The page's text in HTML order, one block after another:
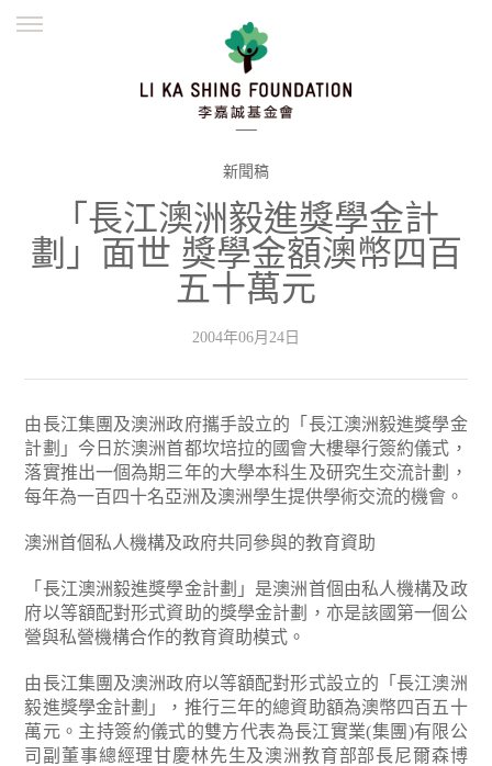
並肩同行
繁體
新聞稿
「長江澳洲毅進獎學金計
劃」面世 獎學金額澳幣四百
五十萬元
2004年06月24日
由長江集團及澳洲政府攜手設立的「長江澳洲毅進獎學金
計劃」今日於澳洲首都坎培拉的國會大樓舉行簽約儀式，
落實推出一個為期三年的大學本科生及研究生交流計劃，
每年為一百四十名亞洲及澳洲學生提供學術交流的機會。
澳洲首個私人機構及政府共同參與的教育資助
「長江澳洲毅進獎學金計劃」是澳洲首個由私人機構及政
府以等額配對形式資助的獎學金計劃，亦是該國第一個公
營與私營機構合作的教育資助模式。
由長江集團及澳洲政府以等額配對形式設立的「長江澳洲
毅進獎學金計劃」，推行三年的總資助額為澳幣四百五十
萬元。主持簽約儀式的雙方代表為長江實業(集團)有限公
司副董事總經理甘慶林先生及澳洲教育部部長尼爾森博